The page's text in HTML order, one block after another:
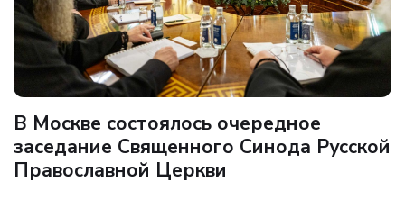
В Москве состоялось очередное
заседание Священного Синода Русской
Православной Церкви